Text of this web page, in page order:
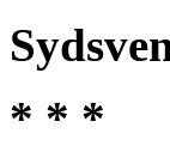
* * *